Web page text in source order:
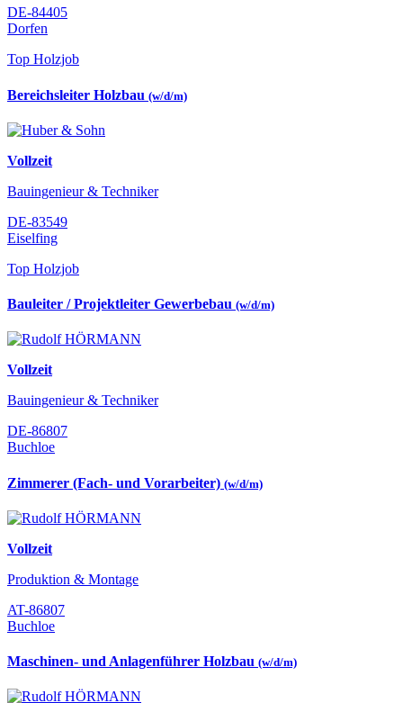
DE-84405
Dorfen
Top Holzjob
Bereichsleiter Holzbau (w/d/m)
Vollzeit
Bauingenieur & Techniker
DE-83549
Eiselfing
Top Holzjob
Bauleiter / Projektleiter Gewerbebau (w/d/m)
Vollzeit
Bauingenieur & Techniker
DE-86807
Buchloe
Zimmerer (Fach- und Vorarbeiter) (w/d/m)
Vollzeit
Produktion & Montage
AT-86807
Buchloe
Maschinen- und Anlagenführer Holzbau (w/d/m)